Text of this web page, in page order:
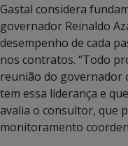
Gastal considera
governador Reinaldo
desempenho de cada
nos contratos. “Todo
reunião do governador
tem essa liderança e
avalia o consultor, que
monitoramento